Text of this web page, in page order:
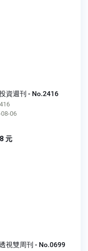
資週刊 - No.2416
06
元
視雙周刊 - No.0699